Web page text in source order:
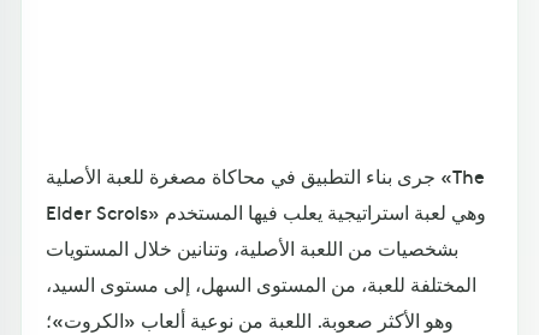
جرى بناء التطبيق في محاكاة مصغرة للعبة الأصلية «The
Elder Scrols» وهي لعبة استراتيجية يعلب فيها المستخدم
بشخصيات من اللعبة الأصلية، وتنانين خلال المستويات
المختلفة للعبة، من المستوى السهل، إلى مستوى السيد،
وهو الأكثر صعوبة. اللعبة من نوعية ألعاب «الكروت»؛